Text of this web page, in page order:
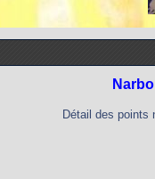
Détail des points